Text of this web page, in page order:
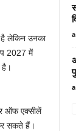
है लेकिन उनका
2027 में
है।
ऑफ एक्सीलें
सकते हैं।